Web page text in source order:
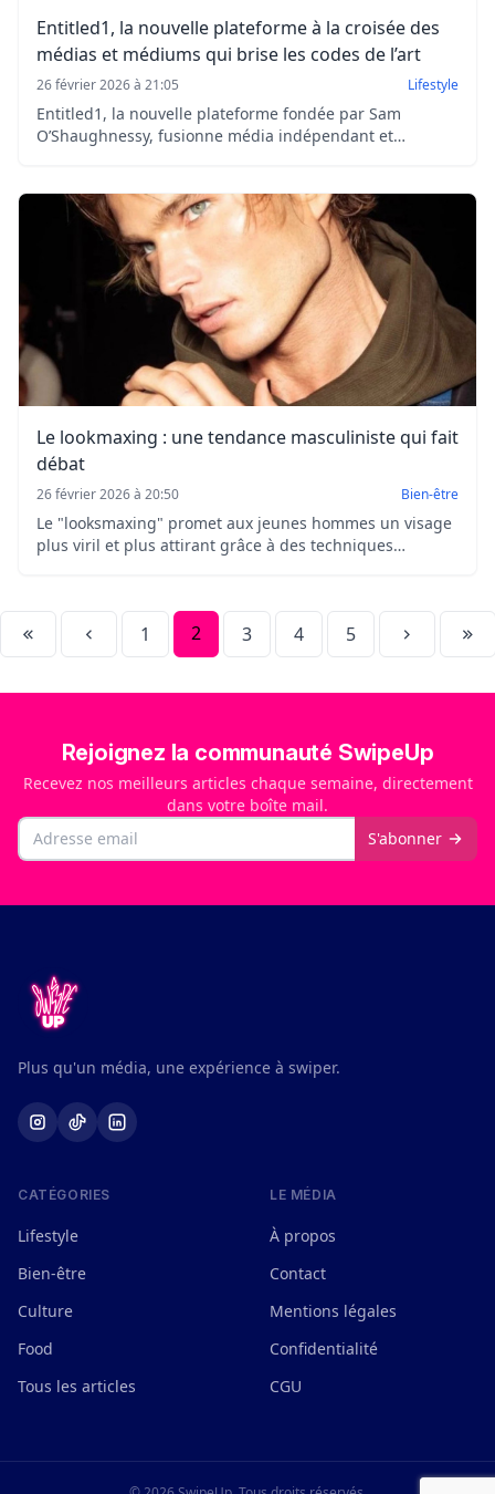
Entitled1, la nouvelle plateforme à la croisée des
médias et médiums qui brise les codes de l’art
26 février 2026 à 21:05 Lifestyle
Entitled1, la nouvelle plateforme fondée par Sam
O’Shaughnessy, fusionne média indépendant et
Le lookmaxing : une tendance masculiniste qui fait
débat
26 février 2026 à 20:50 Bien-être
Le "looksmaxing" promet aux jeunes hommes un visage
plus viril et plus attirant grâce à des techniques
inquiète.
1 2 3 4 5
Rejoignez la communauté SwipeUp
Recevez nos meilleurs articles chaque semaine, directement
dans votre boîte mail.
Email S'abonner
Plus qu'un média, une expérience à swiper.
CATÉGORIES
Lifestyle
Bien-être
Culture
Food
Tous les articles
LE MÉDIA
À propos
Contact
Mentions légales
Confidentialité
CGU